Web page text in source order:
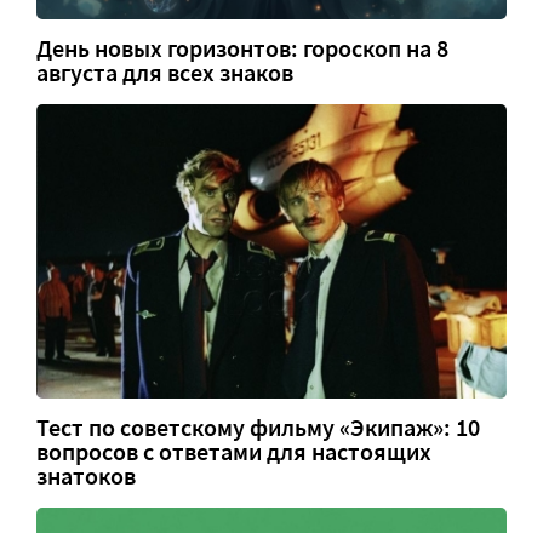
День новых горизонтов: гороскоп на 8
августа для всех знаков
Тест по советскому фильму «Экипаж»: 10
вопросов с ответами для настоящих
знатоков